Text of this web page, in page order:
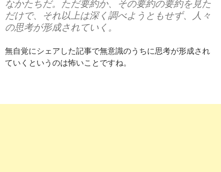
なかたちだ。ただ要約か、その要約の要約を見た
だけで、それ以上は深く調べようともせず、人々
の思考が形成されていく。
無自覚にシェアした記事で無意識のうちに思考が形成され
ていくというのは怖いことですね。